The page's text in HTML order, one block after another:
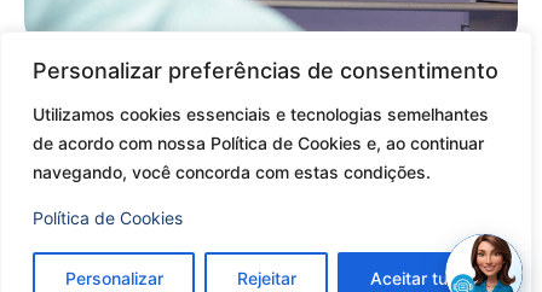
Personalizar preferências de consentimento
Utilizamos cookies essenciais e tecnologias semelhantes
de acordo com nossa Política de Cookies e, ao continuar
navegando, você concorda com estas condições.
Política de Cookies
Personalizar Rejeitar Aceitar tudo
Por Medicina S/A
A Central de Laudos da Fundação Instituto de Pesquisa
e Estudo de Diagnóstico por Imagem ( FIDI) recebeu
ocertificado ISO 9001:2015, responsável por avaliar o
critérios do órgão internacional
Organization for Standardization,garantindo a
qualidade e a segurança nos processos das instituições.